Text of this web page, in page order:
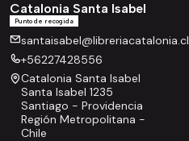
Catalonia Santa Isabel
Punto de recogida
santaisabel@libreriacatalonia.cl
+56227428556
Catalonia Santa Isabel
Santa Isabel 1235
Santiago - Providencia
Región Metropolitana -
Chile